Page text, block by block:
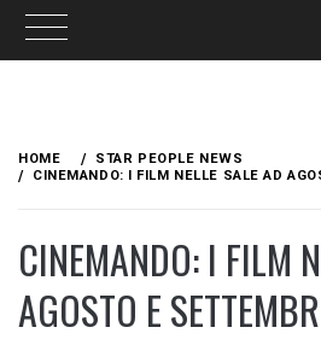
content
HOME
STAR PEOPLE NEWS
CINEMANDO: I FILM NELLE SALE AD
CINEMANDO: I FILM
AGOSTO E